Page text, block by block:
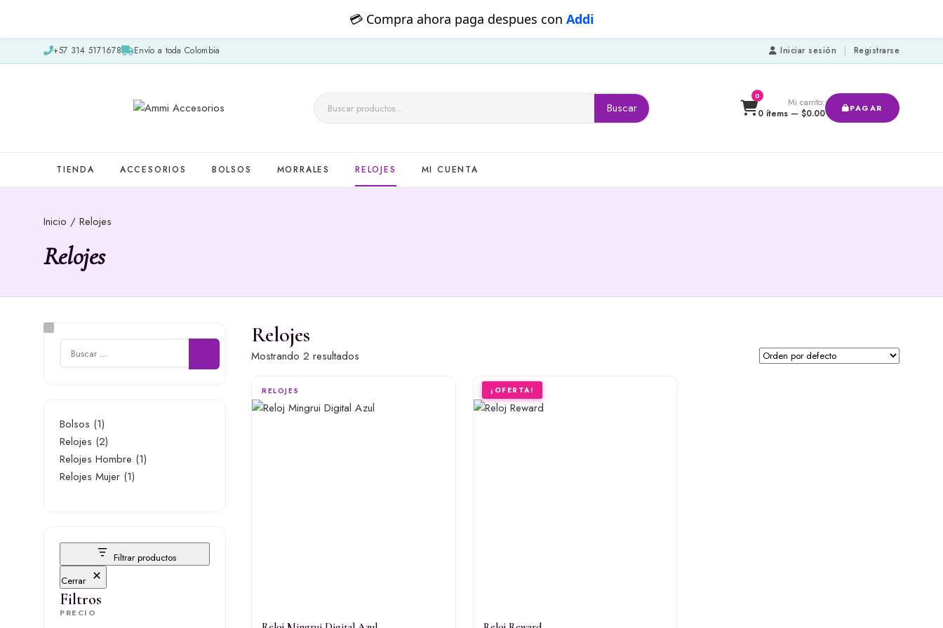
💳 Compra ahora paga despues con Addi
+57 314 5171678 Envío a toda Colombia Iniciar sesión | Registrarse
Buscar
Buscar
0
Mi carrito:
0 ítems — $0.00 PAGAR
TIENDA ACCESORIOS BOLSOS MORRALES RELOJES MI CUENTA
Inicio / Relojes
Relojes
Bolsos 11
producto
Relojes 22
productos
Relojes Hombre 11
Relojes Mujer 11
Filtrar productos
Cerrar
Filtros
PRECIO
Relojes
Mostrando 2 resultados
RELOJES RELOJES
¡OFERTA!